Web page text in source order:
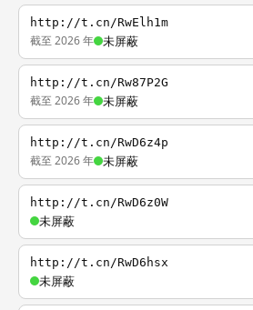
http://t.cn/RwElh1m
截至 2026 年 未屏蔽
http://t.cn/Rw87P2G
截至 2026 年 未屏蔽
http://t.cn/RwD6z4p
截至 2026 年 未屏蔽
http://t.cn/RwD6z0W
未屏蔽
http://t.cn/RwD6hsx
未屏蔽